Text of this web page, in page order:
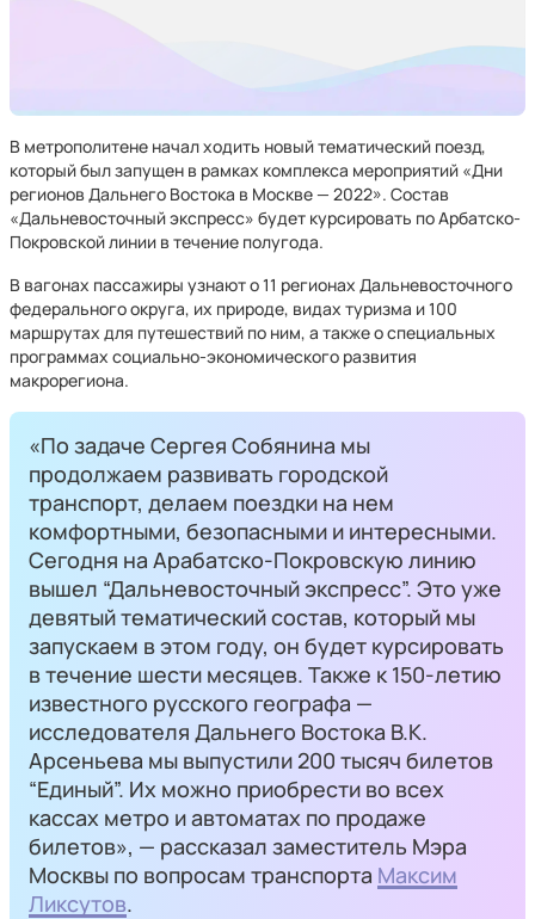
В метрополитене начал ходить новый тематический поезд,
который был запущен в рамках комплекса мероприятий «Дни
регионов Дальнего Востока в Москве — 2022». Состав
«Дальневосточный экспресс» будет курсировать по Арбатско-
Покровской линии в течение полугода.
В вагонах пассажиры узнают о 11 регионах Дальневосточного
федерального округа, их природе, видах туризма и 100
маршрутах для путешествий по ним, а также о специальных
программах социально-экономического развития
макрорегиона.
«По задаче Сергея Собянина мы
продолжаем развивать городской
транспорт, делаем поездки на нем
комфортными, безопасными и интересными.
Сегодня на Арабатско-Покровскую линию
вышел “Дальневосточный экспресс”. Это уже
девятый тематический состав, который мы
запускаем в этом году, он будет курсировать
в течение шести месяцев. Также к 150-летию
известного русского географа —
исследователя Дальнего Востока В.К.
Арсеньева мы выпустили 200 тысяч билетов
“Единый”. Их можно приобрести во всех
кассах метро и автоматах по продаже
билетов», — рассказал заместитель Мэра
Москвы по вопросам транспорта Максим
Ликсутов.